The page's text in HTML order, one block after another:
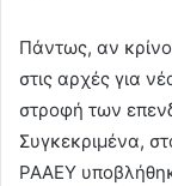
Πάντως, αν
στις αρχές για
στροφή των
Συγκεκριμένα,
ΡΑΑΕΥ